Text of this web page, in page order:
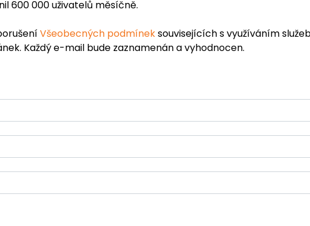
600 000 uživatelů měsíčně.
Všeobecných podmíneksouvisejících s využíváním
Každý e-mail bude zaznamenán a vyhodnocen.